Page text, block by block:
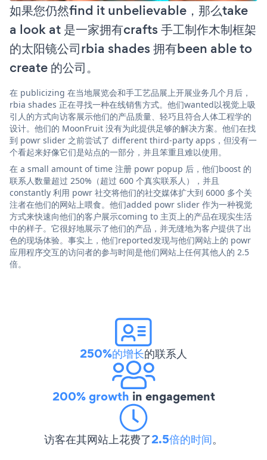
如果您仍然find it unbelievable，那么take
a look at 是一家拥有crafts 手工制作木制框架
的太阳镜公司rbia shades 拥有been able to
create 的公司。
在 publicizing 在当地展览会和手工艺品展上开展业务几个月后，
rbia shades 正在寻找一种在线销售方式。他们wanted以视觉上吸
引人的方式向访客展示他们的产品质量、轻巧且符合人体工程学的
设计。他们的 MoonFruit 没有为此提供足够的解决方案。他们在找
到 powr slider 之前尝试了 different third-party apps，但没有一
个看起来好像它们是站点的一部分，并且笨重且难以使用。
在 a small amount of time 注册 powr popup 后，他们boost 的
联系人数量超过 250%（超过 600 个真实联系人），并且
constantly 利用 powr 社交将他们的社交媒体扩大到 6000 多个关
注者在他们的网站上喂食。他们added powr slider 作为一种视觉
方式来快速向他们的客户展示coming to 主页上的产品在现实生活
中的样子。它很好地展示了他们的产品，并无缝地为客户提供了出
色的现场体验。事实上，他们reported发现与他们网站上的 powr
应用程序交互的访问者的参与时间是他们网站上任何其他人的 2.5
倍。
250%的增长的联系人
200% growth in engagement
访客在其网站上花费了2.5倍的时间。